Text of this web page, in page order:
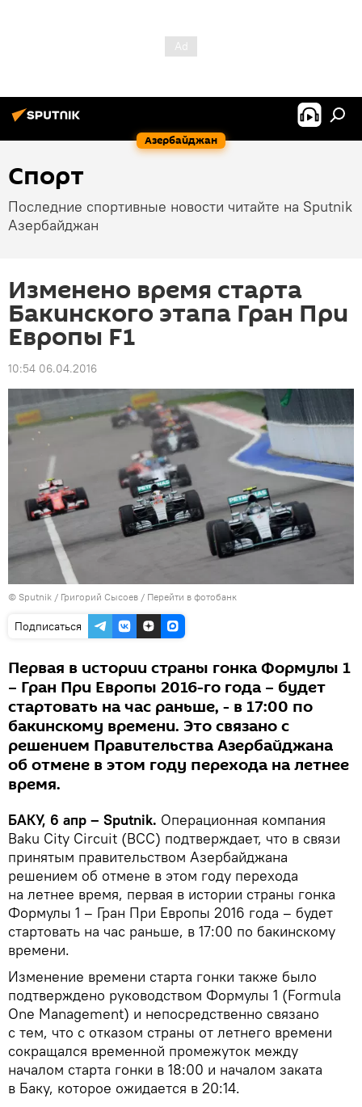
Азербайджан
Спорт
Последние спортивные новости читайте на Sputnik
Азербайджан
Изменено время старта
Бакинского этапа Гран При
Европы F1
10:54 06.04.2016
© Sputnik / Григорий Сысоев / Перейти в фотобанк
Подписаться
Первая в истории страны гонка Формулы 1
– Гран При Европы 2016-го года – будет
стартовать на час раньше, - в 17:00 по
бакинскому времени. Это связано с
решением Правительства Азербайджана
об отмене в этом году перехода на летнее
время.
БАКУ, 6 апр – Sputnik. Операционная компания
Baku City Circuit (BCC) подтверждает, что в связи
принятым правительством Азербайджана
решением об отмене в этом году перехода
на летнее время, первая в истории страны гонка
Формулы 1 – Гран При Европы 2016 года – будет
стартовать на час раньше, в 17:00 по бакинскому
времени.
Изменение времени старта гонки также было
подтверждено руководством Формулы 1 (Formula
One Management) и непосредственно связано
с тем, что с отказом страны от летнего времени
сокращался временной промежуток между
началом старта гонки в 18:00 и началом заката
в Баку, которое ожидается в 20:14.